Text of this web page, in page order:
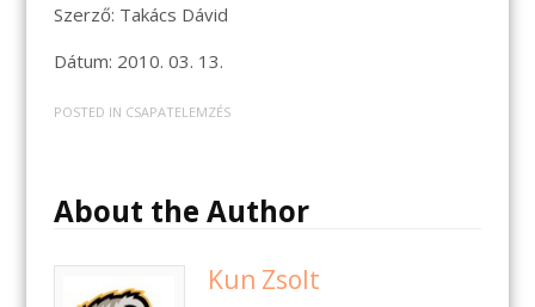
Szerző: Takács Dávid
Dátum: 2010. 03. 13.
POSTED IN CSAPATELEMZÉS
About the Author
Kun Zsolt